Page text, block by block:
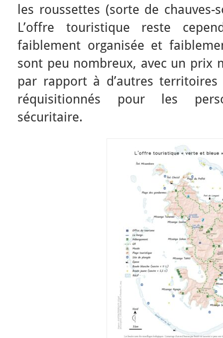
les roussettes (sorte de
L’offre touristique reste
faiblement organisée et
sont peu nombreux, avec un prix
par rapport à d’autres territoires
réquisitionnés pour les
sécuritaire.